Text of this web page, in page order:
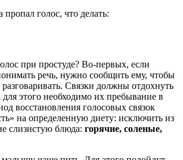
голос, что делать:
при простуде? Во-первых, если
речь, нужно сообщить ему, чтобы
Связки должны отдохнуть
для этого необходимо их пребывание в
восстановления голосовых связок
на определенную диету: исключить из
слизистую блюда: горячие, соленые,